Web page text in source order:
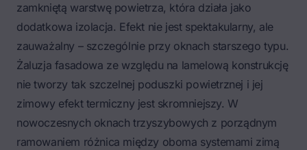
zamkniętą warstwę powietrza, która działa jako
dodatkowa izolacja. Efekt nie jest spektakularny, ale
zauważalny – szczególnie przy oknach starszego typu.
Żaluzja fasadowa ze względu na lamelową konstrukcję
nie tworzy tak szczelnej poduszki powietrznej i jej
zimowy efekt termiczny jest skromniejszy. W
nowoczesnych oknach trzyszybowych z porządnym
ramowaniem różnica między oboma systemami zimą